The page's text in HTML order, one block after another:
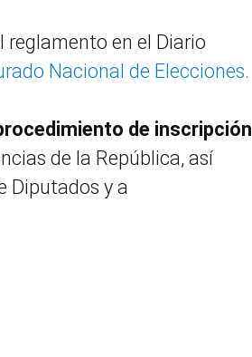
reglamento en el Diario
Nacional de Elecciones.
de inscripción
de la República, así
Diputados y a